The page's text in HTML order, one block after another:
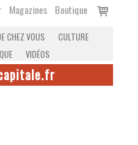
Magazines Boutique
Voir
CHEZ VOUS
CULTURE
VIDÉOS